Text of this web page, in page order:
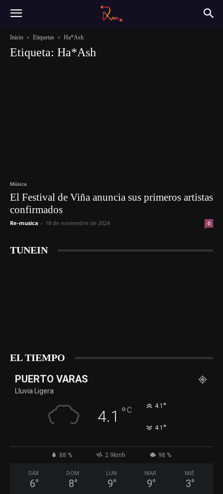
Inicio Etiquetas Ha*Ash
Etiqueta: Ha*Ash
Música
El Festival de Viña anuncia sus primeros artistas
confirmados
Re-musica - 18 de noviembre de 2024 0
TUNEIN
EL TIEMPO
PUERTO VARAS
Lluvia Ligera
4.1 °C 4.1 °
4.1 °
88 % 2.9kmh 98 %
SÁB
6°
DOM
8°
LUN
9°
MAR
9°
MIÉ
3°